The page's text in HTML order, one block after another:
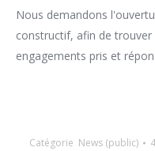
Nous demandons
constructif, afin de
engagements pris et
Catégorie News (public)